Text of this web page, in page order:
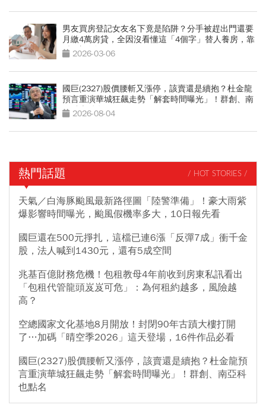
男友買房登記女友名下竟是陷阱？分手被趕出門還要
月繳4萬房貸，全因沒看懂這「4個字」替人養房，靠
1招才脫身
2026-03-06
國巨(2327)股價腰斬又漲停，該賣還是續抱？杜金龍
預言重演華城狂飆走勢「解套時間曝光」！群創、南
亞科也點名
2026-08-04
熱門話題 / HOT STORIES /
天氣／白海豚颱風最新路徑圖「陸警準備」！豪大雨紫
爆影響時間曝光，颱風假機率多大，10日報先看
國巨還在500元掙扎，這檔已連6漲「反彈7成」衝千金
股，法人喊到1430元，還有5成空間
兆基百億財務危機！包租教母4年前收到房東私訊看出
「包租代管龍頭岌岌可危」：為何租約越多，風險越
高？
空總國家文化基地8月開放！封閉90年古蹟大樓打開
了…加碼「晴空季2026」這天登場，16件作品必看
國巨(2327)股價腰斬又漲停，該賣還是續抱？杜金龍預
言重演華城狂飆走勢「解套時間曝光」！群創、南亞科
也點名